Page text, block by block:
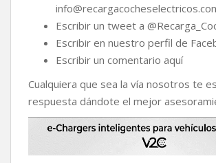
Escribir un tweet a
Escribir en nuestro perfil de
Escribir un comentario aquí
Cualquiera que sea la vía nosotros te
respuesta dándote el mejor